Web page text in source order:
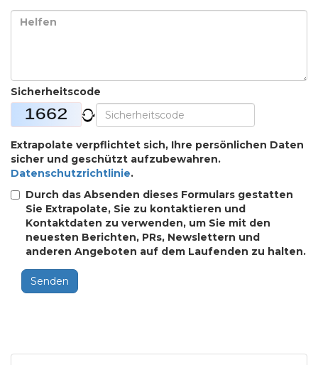
Sicherheitscode
Extrapolate verpflichtet sich, Ihre persönlichen Daten
sicher und geschützt aufzubewahren.
Datenschutzrichtlinie.
Durch das Absenden dieses Formulars gestatten
Sie Extrapolate, Sie zu kontaktieren und
Kontaktdaten zu verwenden, um Sie mit den
neuesten Berichten, PRs, Newslettern und
anderen Angeboten auf dem Laufenden zu halten.
Senden